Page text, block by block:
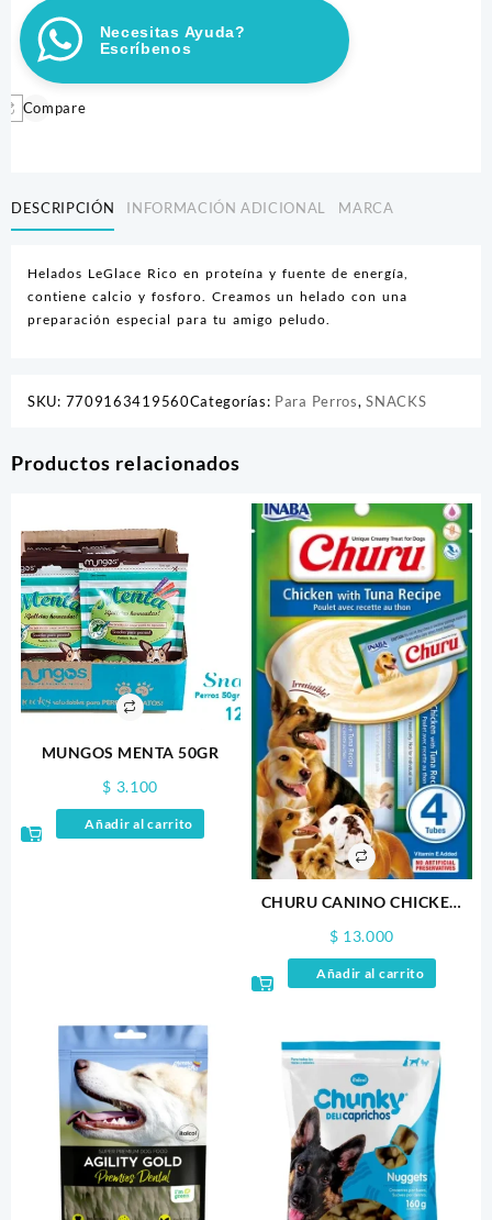
GLACE
GALLETA
cantidad
Necesitas Ayuda?
Escríbenos
Compare
DESCRIPCIÓN INFORMACIÓN ADICIONAL MARCA
Helados LeGlace Rico en proteína y fuente de energía,
contiene calcio y fosforo. Creamos un helado con una
preparación especial para tu amigo peludo.
SKU: 7709163419560Categorías: Para Perros,SNACKS
Productos relacionados
MUNGOS MENTA 50GR
$ 3.100
Añadir al carrito
CHURU CANINO CHICKEN
$ 13.000
Añadir al carrito